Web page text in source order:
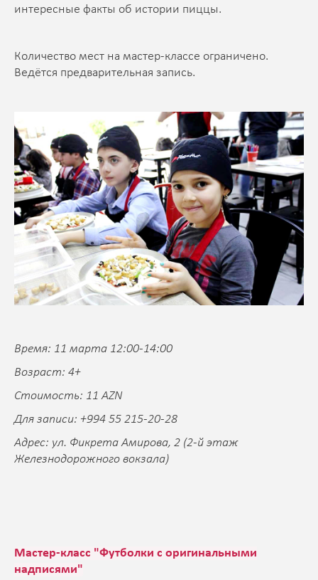
интересные факты об истории пиццы.
Количество мест на мастер-классе ограничено.
Ведётся предварительная запись.
Время: 11 марта 12:00-14:00
Возраст: 4+
Стоимость: 11 AZN
Для записи: +994 55 215-20-28
Адрес: ул. Фикрета Амирова, 2 (2-й этаж
Железнодорожного вокзала)
Мастер-класс "Футболки с оригинальными
надписями"